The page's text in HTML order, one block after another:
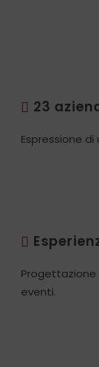
23
Espressione
eventi.